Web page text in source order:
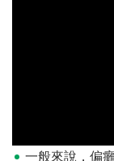
一般來說，偏